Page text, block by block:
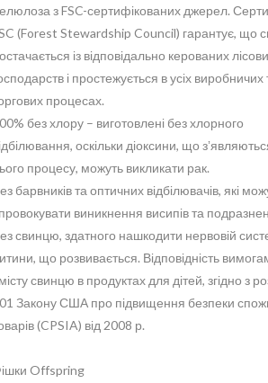
з FSC-сертифікованих джерел.
(Forest Stewardship Council) гарантує, що
із відповідально керованих
і простежується в усіх виробничих
процесах.
без хлору – виготовлені без хлорного
оскільки діоксини, що
процесу, можуть викликати рак.
барвників та оптичних відбілювачів, які
виникнення висипів та
свинцю, здатного нашкодити нервовій
що розвивається. Відповідність
свинцю в продуктах для дітей, згідно з
Закону США про підвищення безпеки
(CPSIA) від 2008 р.
Offspring